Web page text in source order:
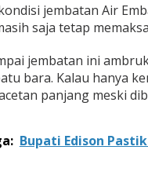
jembatan Air
saja tetap
jembatan ini
bara. Kalau hanya
panjang meski
Bupati Edison